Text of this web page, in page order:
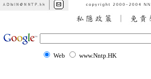
Web www.Nntp.HK